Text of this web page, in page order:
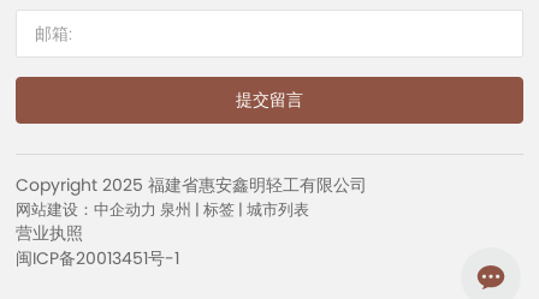
提交留言
Copyright 2025 福建省惠安鑫明轻工有限公司
网站建设：中企动力 泉州 |标签 |城市列表
营业执照
闽ICP备20013451号-1